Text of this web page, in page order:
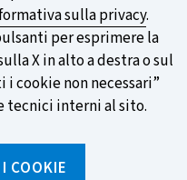
sulla privacy.
per esprimere la
X in alto a destra o sul
cookie non necessari”
tecnici interni al sito.
COOKIE
PIÙ